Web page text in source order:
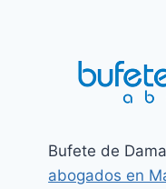
Bufete de
abogados en